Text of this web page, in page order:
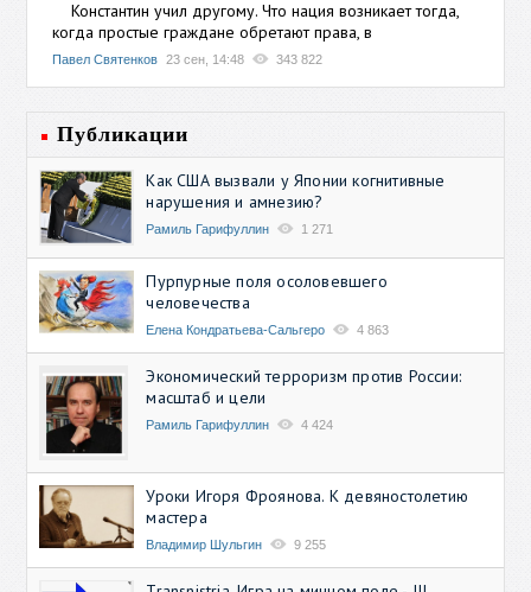
Константин учил другому. Что нация возникает тогда,
когда простые граждане обретают права, в
Павел Святенков 23 сен, 14:48 343 822
Публикации
Как США вызвали у Японии когнитивные
нарушения и амнезию?
Рамиль Гарифуллин 1 271
Пурпурные поля осоловевшего
человечества
Елена Кондратьева-Сальгеро 4 863
Экономический терроризм против России:
масштаб и цели
Рамиль Гарифуллин 4 424
Уроки Игоря Фроянова. К девяностолетию
мастера
Владимир Шульгин 9 255